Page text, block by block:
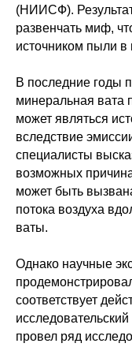
(НИИСФ).
развенчать миф,
источником пыли в
В последние годы
минеральная вата
может являться
вследствие
специалисты
возможных
может быть
потока воздуха
ваты.
Однако научные
соответствует
провел ряд